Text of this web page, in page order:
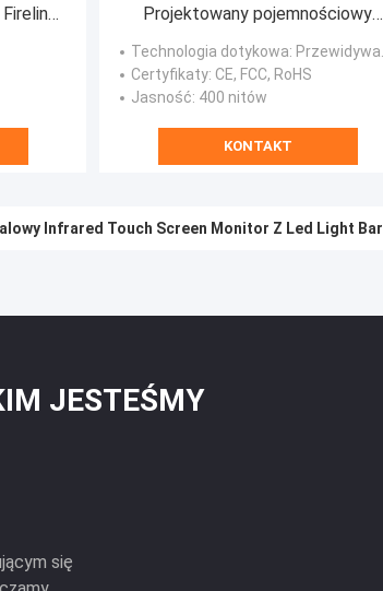
Projektowany pojemnościowy
ekran dotykowy z odpornością na
odblaski i zadrapania
Technologia dotykowa: Przewidywana pojemność
Certyfikaty: CE, FCC, RoHS
Jasność: 400 nitów
KONTAKT
Infrared Touch Screen Monitor Z Led Light Bar
JESTEŚMY
się